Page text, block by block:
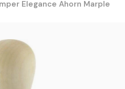
Elegance Ahorn Marple